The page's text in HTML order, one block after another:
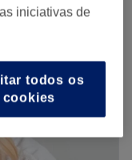
iniciativas de
todos os
cookies